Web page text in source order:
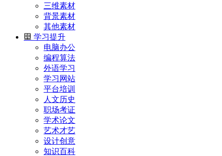
三维素材
背景素材
其他素材
学习提升
电脑办公
编程算法
外语学习
学习网站
平台培训
人文历史
职场考证
学术论文
艺术才艺
设计创意
知识百科